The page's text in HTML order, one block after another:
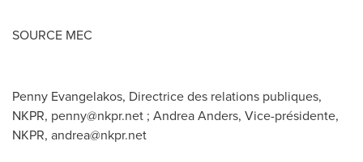
SOURCE MEC
Penny Evangelakos, Directrice des relations publiques,
NKPR, penny@nkpr.net ; Andrea Anders, Vice-présidente,
NKPR, andrea@nkpr.net